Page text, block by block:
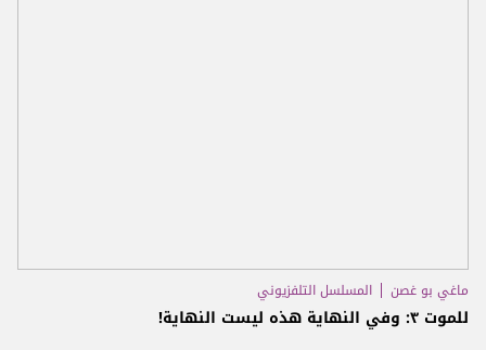
ماغي بو غصن المسلسل التلفزيوني
للموت ٣: وفي النهاية هذه ليست النهاية!